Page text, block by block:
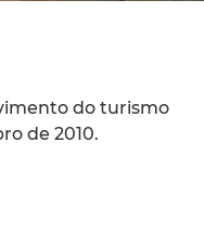
do turismo
de 2010.